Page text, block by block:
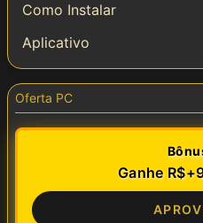
Como Instalar
Aplicativo
Oferta PC
Ganhe